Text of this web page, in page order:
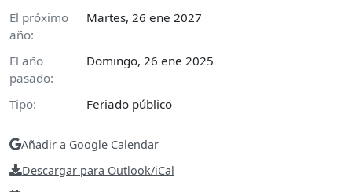
El próximo
año:
Martes, 26 ene 2027
El año
pasado:
Domingo, 26 ene 2025
Tipo: Feriado público
Añadir a Google Calendar
Descargar para Outlook/iCal